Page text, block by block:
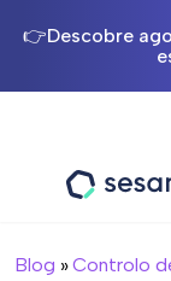
👉Descobre
Blog »Controlo